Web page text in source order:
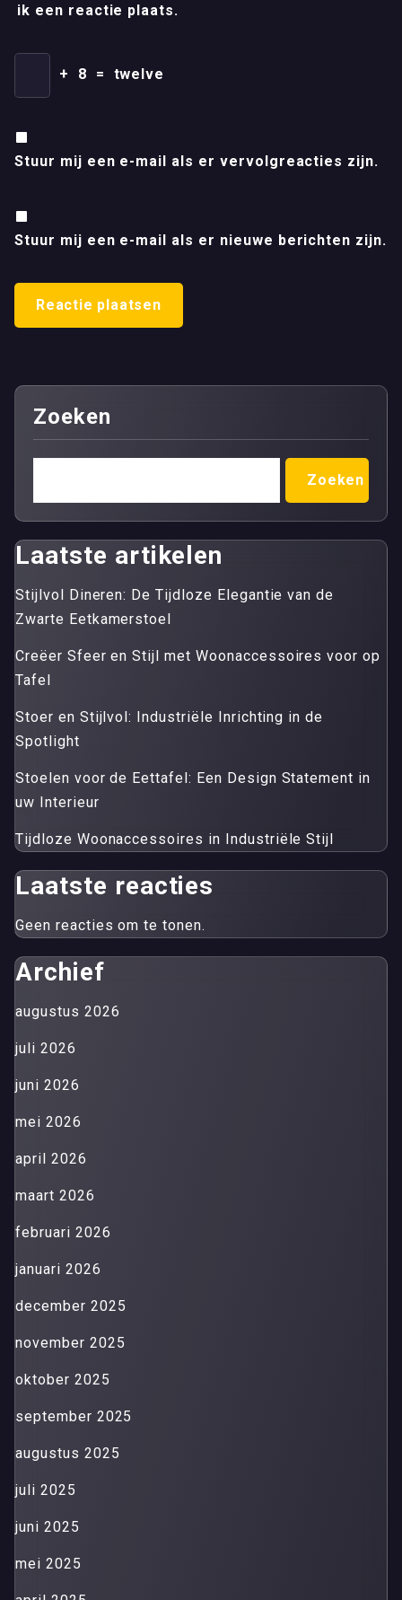
ik een reactie plaats.
+ 8 = twelve
Stuur mij een e-mail als er vervolgreacties zijn.
Stuur mij een e-mail als er nieuwe berichten zijn.
Zoeken
Zoeken
Laatste artikelen
Stijlvol Dineren: De Tijdloze Elegantie van de
Zwarte Eetkamerstoel
Creëer Sfeer en Stijl met Woonaccessoires voor op
Tafel
Stoer en Stijlvol: Industriële Inrichting in de
Spotlight
Stoelen voor de Eettafel: Een Design Statement in
uw Interieur
Tijdloze Woonaccessoires in Industriële Stijl
Laatste reacties
Geen reacties om te tonen.
Archief
augustus 2026
juli 2026
juni 2026
mei 2026
april 2026
maart 2026
februari 2026
januari 2026
december 2025
november 2025
oktober 2025
september 2025
augustus 2025
juli 2025
juni 2025
mei 2025